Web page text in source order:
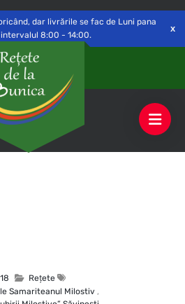
Open
dar livrările se fac de Luni pana
8:00 - 14:00.
Rețete
Samariteanul Milostiv ,